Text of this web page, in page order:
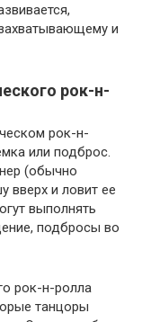
и
рок-н-
рок-н-
или подброс.
(обычно
вверх и ловит ее
выполнять
подбросы во
рок-н-ролла
танцоры